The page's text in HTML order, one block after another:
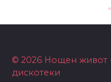
© 2026 Нощен живот
дискотеки